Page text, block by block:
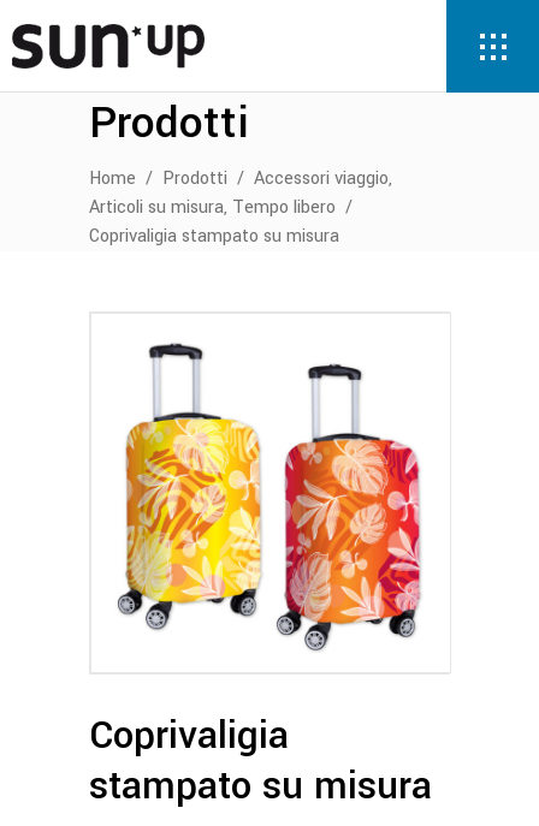
Prodotti
Home / Prodotti / Accessori viaggio,
Articoli su misura, Tempo libero /
Coprivaligia stampato su misura
Coprivaligia
stampato su misura